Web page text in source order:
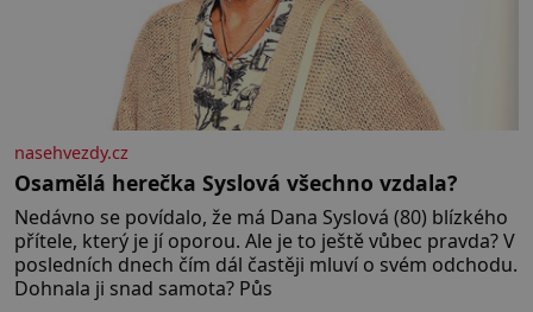
nasehvezdy.cz
Osamělá herečka Syslová všechno vzdala?
Nedávno se povídalo, že má Dana Syslová (80) blízkého
přítele, který je jí oporou. Ale je to ještě vůbec pravda? V
posledních dnech čím dál častěji mluví o svém odchodu.
Dohnala ji snad samota? Půs